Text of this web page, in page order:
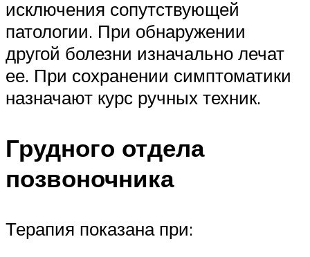
исключения сопутствующей
патологии. При обнаружении
другой болезни изначально лечат
ее. При сохранении симптоматики
назначают курс ручных техник.
Грудного отдела
позвоночника
Терапия показана при: